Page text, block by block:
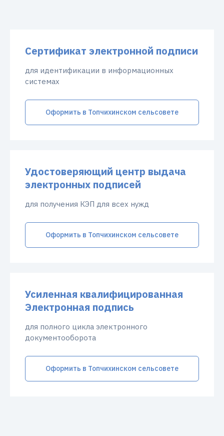
Сертификат электронной подписи
для идентификации в информационных
системах
Оформить в Топчихинском сельсовете
Удостоверяющий центр выдача
электронных подписей
для получения КЭП для всех нужд
Оформить в Топчихинском сельсовете
Усиленная квалифицированная
Электронная подпись
для полного цикла электронного
документооборота
Оформить в Топчихинском сельсовете